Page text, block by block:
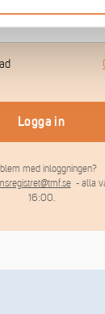
Logga in
med inloggningen?
- alla
16:00.